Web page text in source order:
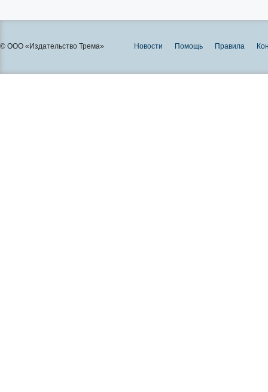
© ООО «Издательство Трема» Новости Помощь Правила